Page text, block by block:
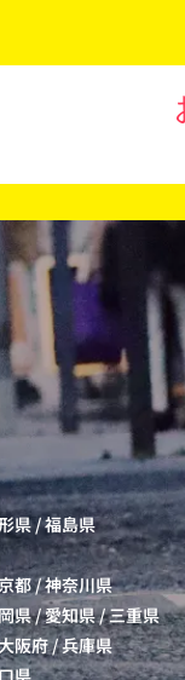
県/福島県
都/神奈川県
県/愛知県/三重県
阪府/兵庫県